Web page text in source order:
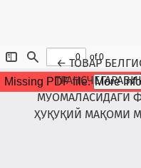
←Maqola
ТОВАР
МУОМАЛАСИДАГИ
ҲУҚУҚИЙ МАҚОМИ